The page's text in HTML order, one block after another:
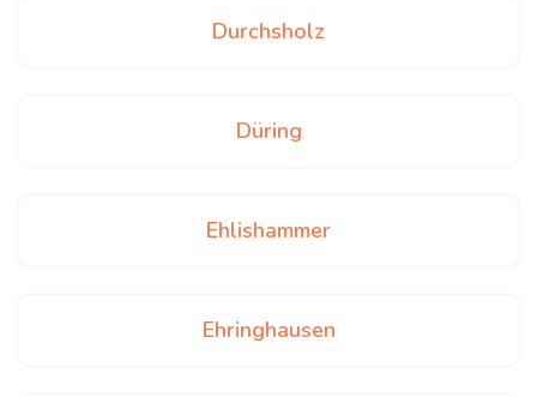
Durchsholz
Düring
Ehlishammer
Ehringhausen